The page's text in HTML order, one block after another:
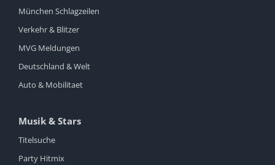
München Schlagzeilen
Verkehr & Blitzer
MVG Meldungen
Deutschland & Welt
Auto & Mobilitaet
Musik & Stars
Titelsuche
Party Hitmix